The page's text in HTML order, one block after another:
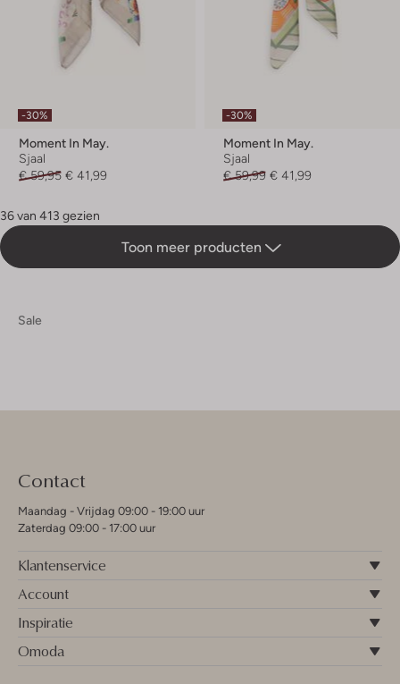
-30%
Moment In May.
Sjaal
€ 59,95 € 41,99
-30%
Moment In May.
Sjaal
€ 59,99 € 41,99
36 van 413 gezien
Toon meer producten
Sale
Contact
Maandag - Vrijdag 09:00 - 19:00 uur
Zaterdag 09:00 - 17:00 uur
Klantenservice
Account
Inspiratie
Omoda